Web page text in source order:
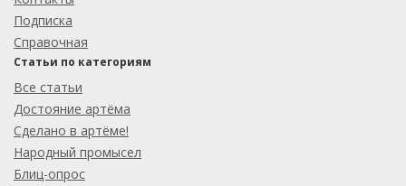
Подписка
Справочная
Статьи по категориям
Все статьи
Достояние артёма
Сделано в артёме!
Народный промысел
Блиц-опрос